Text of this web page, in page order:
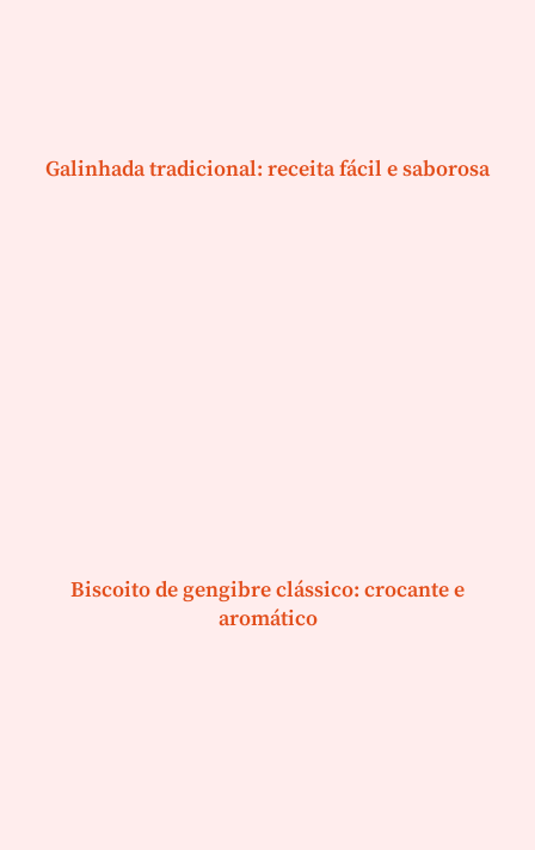
Galinhada tradicional: receita fácil e saborosa
Biscoito de gengibre clássico: crocante e
aromático